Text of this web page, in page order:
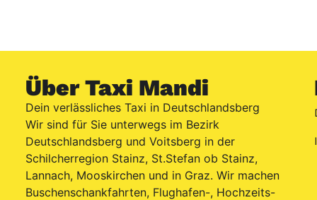
Über Taxi Mandi
Dein verlässliches Taxi in Deutschlandsberg
Wir sind für Sie unterwegs im Bezirk
Deutschlandsberg und Voitsberg in der
Schilcherregion Stainz, St.Stefan ob Stainz,
Lannach, Mooskirchen und in Graz. Wir machen
Buschenschankfahrten, Flughafen-, Hochzeits-